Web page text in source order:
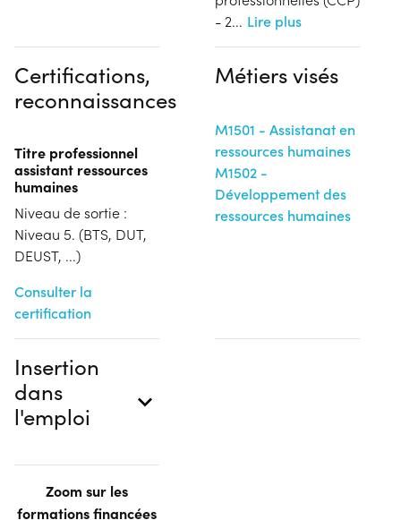
- 2... Lire plus
Certifications,
reconnaissances
Titre professionnel
assistant ressources
humaines
Niveau de sortie :
Niveau 5. (BTS, DUT,
DEUST, ...)
Consulter la
certification
Métiers visés
M1501 - Assistanat en
ressources humaines
M1502 -
Développement des
ressources humaines
Insertion
dans
l'emploi
Zoom sur les
formations financées